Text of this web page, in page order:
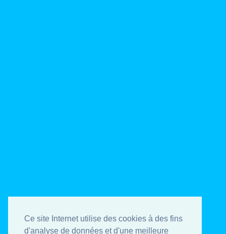
Ce site Internet utilise des cookies à des fins
d'analyse de données et d'une meilleure